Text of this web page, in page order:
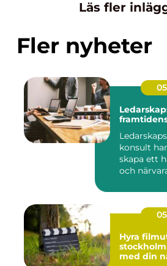
Läs fler
Fler nyheter
konsult
skapa ett
och
Hyra
stockholm så lyckas du
med din